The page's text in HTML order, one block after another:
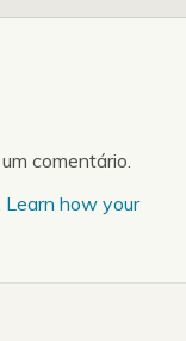
comentário.
Learn how your